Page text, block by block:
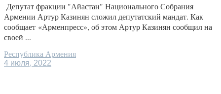
Депутат фракции "Айастан" Национального Собрания
Армении Артур Казинян сложил депутатский мандат. Как
сообщает «Арменпресс», об этом Артур Казинян сообщил на
своей ...
Республика Армения
4 июля, 2022